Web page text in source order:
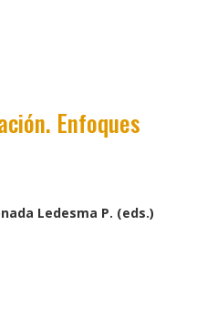
Enfoques
Ledesma P. (eds.)